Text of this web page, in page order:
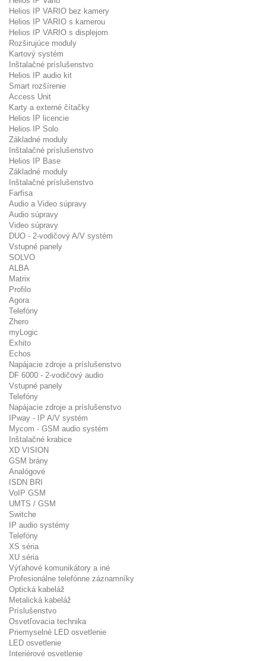
Helios IP VARIO bez kamery
Helios IP VARIO s kamerou
Helios IP VARIO s displejom
Rozširujúce moduly
Kartový systém
Inštalačné príslušenstvo
Helios IP audio kit
Smart rozšírenie
Access Unit
Karty a externé čítačky
Helios IP licencie
Helios IP Solo
Základné moduly
Inštalačné príslušenstvo
Helios IP Base
Základné moduly
Inštalačné príslušenstvo
Farfisa
Audio a Video súpravy
Audio súpravy
Video súpravy
DUO - 2-vodičový A/V systém
Vstupné panely
SOLVO
ALBA
Matrix
Profilo
Agora
Telefóny
Zhero
myLogic
Exhito
Echos
Napájacie zdroje a príslušenstvo
DF 6000 - 2-vodičový audio
Vstupné panely
Telefóny
Napájacie zdroje a príslušenstvo
IPway - IP A/V systém
Mycom - GSM audio systém
Inštalačné krabice
XD VISION
GSM brány
Analógové
ISDN BRI
VoIP GSM
UMTS / GSM
Switche
IP audio systémy
Telefóny
XS séria
XU séria
Výťahové komunikátory a iné
Profesionálne telefónne záznamníky
Optická kabeláž
Metalická kabeláž
Príslušenstvo
Osvetľovacia technika
Priemyselné LED osvetlenie
LED osvetlenie
Interiérové osvetlenie